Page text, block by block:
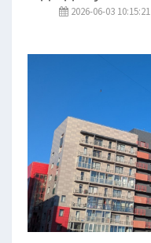
2026-06-03 10:15:21